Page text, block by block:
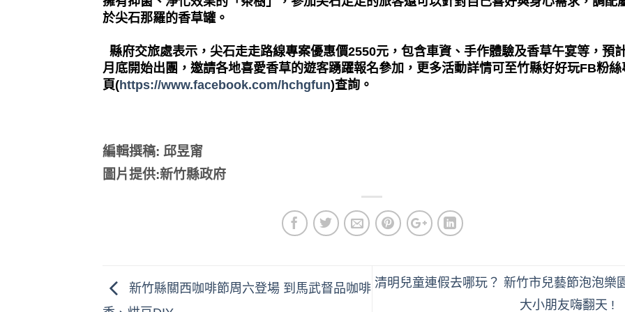
於尖石那羅的香草罐。
縣府交旅處表示，尖石走走路線專案優惠價2550元，包含車資、手作體驗及香草午宴等，預
月底開始出團，邀請各地喜愛香草的遊客踴躍報名參加，更多活動詳情可至竹縣好好玩FB粉絲
頁(https://www.facebook.com/hchgfun)查詢。
編輯撰稿: 邱昱甯
圖片提供:新竹縣政府
新竹縣關西咖啡節周六登場 到馬武督品咖啡 清明兒童連假去哪玩？ 新竹市兒藝節泡泡樂
大小朋友嗨翻天 !